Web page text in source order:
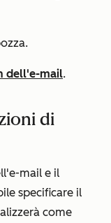
dell'e-mail.
di
mail e il
specificare il
come